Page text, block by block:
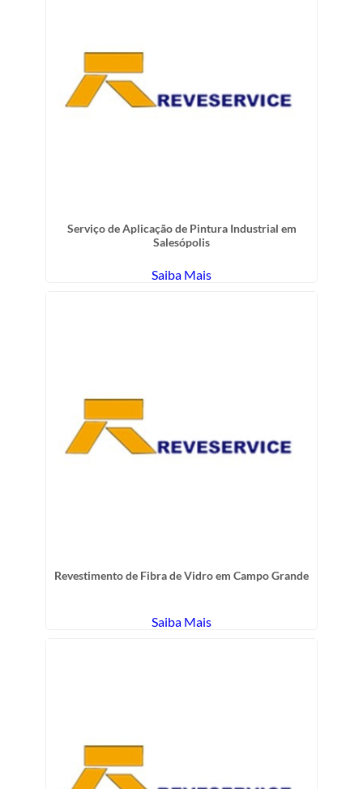
Serviço de Aplicação de Pintura Industrial em
Salesópolis
Saiba Mais
Revestimento de Fibra de Vidro em Campo Grande
Saiba Mais